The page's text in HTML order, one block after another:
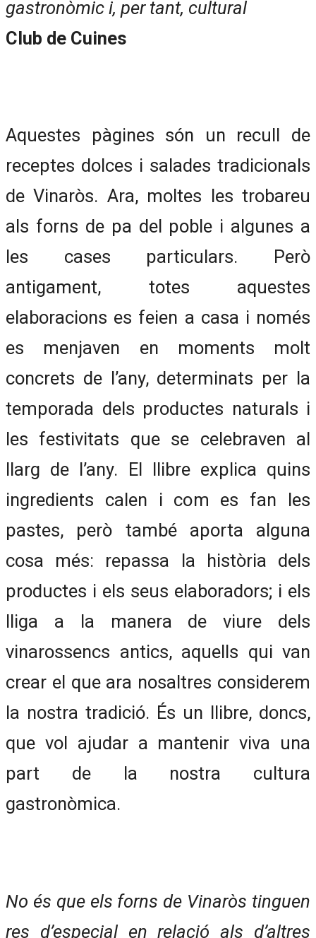
gastronòmic i, per tant, cultural
Club de Cuines
Aquestes pàgines són un recull de
receptes dolces i salades tradicionals
de Vinaròs. Ara, moltes les trobareu
als forns de pa del poble i algunes a
les cases particulars. Però
antigament, totes aquestes
elaboracions es feien a casa i només
es menjaven en moments molt
concrets de l’any, determinats per la
temporada dels productes naturals i
les festivitats que se celebraven al
llarg de l’any. El llibre explica quins
ingredients calen i com es fan les
pastes, però també aporta alguna
cosa més: repassa la història dels
productes i els seus elaboradors; i els
lliga a la manera de viure dels
vinarossencs antics, aquells qui van
crear el que ara nosaltres considerem
la nostra tradició. És un llibre, doncs,
que vol ajudar a mantenir viva una
part de la nostra cultura
gastronòmica.
No és que els forns de Vinaròs tinguen
res d’especial en relació als d’altres